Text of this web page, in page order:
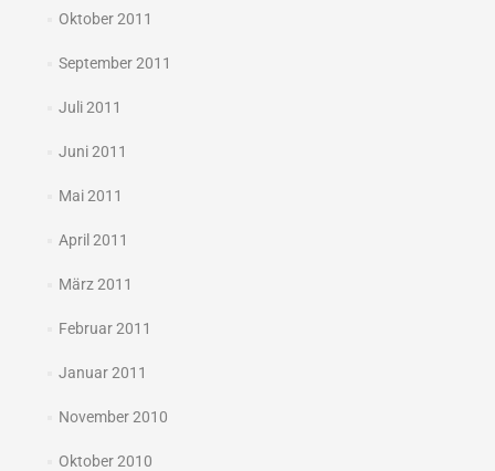
Oktober 2011
September 2011
Juli 2011
Juni 2011
Mai 2011
April 2011
März 2011
Februar 2011
Januar 2011
November 2010
Oktober 2010